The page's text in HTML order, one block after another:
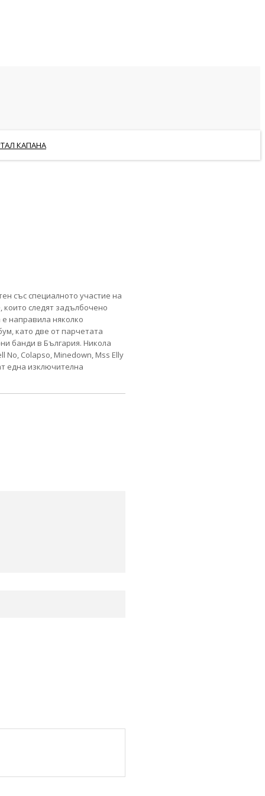
КАПАНА
със специалното участие на
които следят задълбочено
е направила няколко
като две от парчетата
банди в България. Никола
No, Colapso, Minedown, Mss Elly
една изключителна